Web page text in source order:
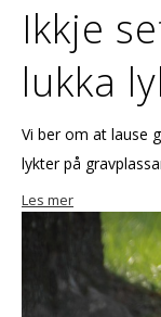
Ikkje
lukka
Vi ber om at lause
lykter på
Les mer